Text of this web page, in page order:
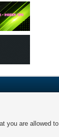
you are allowed to